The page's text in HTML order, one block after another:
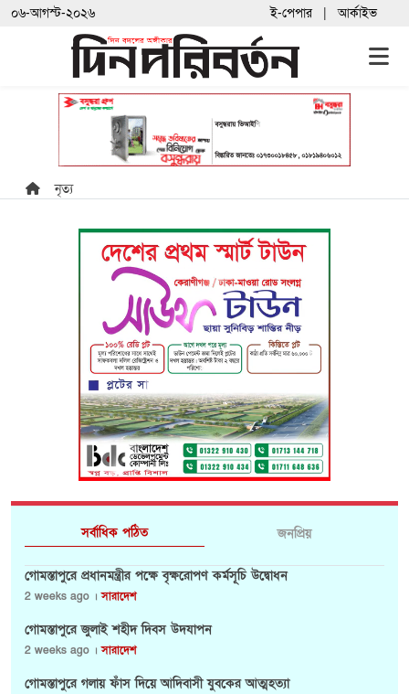
০৬-আগস্ট-২০২৬ ই-পেপার আর্কাইভ
নৃত্য
সর্বাধিক পঠিত জনপ্রিয়
গোমস্তাপুরে প্রধানমন্ত্রীর পক্ষে বৃক্ষরোপণ কর্মসূচি উদ্বোধন
2 weeks ago ।সারাদেশ
গোমস্তাপুরে জুলাই শহীদ দিবস উদযাপন
2 weeks ago ।সারাদেশ
গোমস্তাপুরে গলায় ফাঁস দিয়ে আদিবাসী যুবকের আত্মহত্যা